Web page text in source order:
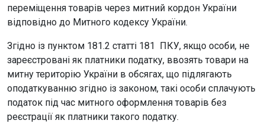
переміщення товарів через митний кордон України
відповідно до Митного кодексу України.
Згідно із пунктом 181.2 статті 181 ПКУ, якщо особи, не
зареєстровані як платники податку, ввозять товари на
митну територію України в обсягах, що підлягають
оподаткуванню згідно із законом, такі особи сплачують
податок під час митного оформлення товарів без
реєстрації як платники такого податку.